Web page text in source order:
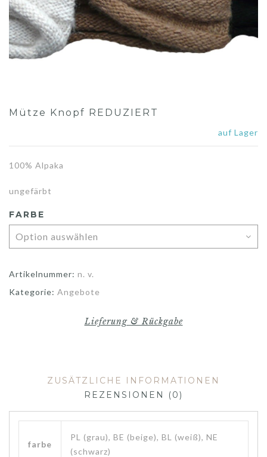
Mütze Knopf REDUZIERT
auf Lager
100% Alpaka
ungefärbt
FARBE
Artikelnummer: n. v.
Kategorie: Angebote
Lieferung & Rückgabe
ZUSÄTZLICHE INFORMATIONEN
REZENSIONEN (0)
farbe
PL (grau), BE (beige), BL (weiß), NE
(schwarz)